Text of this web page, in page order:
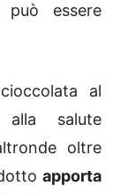
essere
al
salute
oltre
apporta